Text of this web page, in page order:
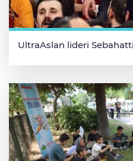
UltraAslan lideri